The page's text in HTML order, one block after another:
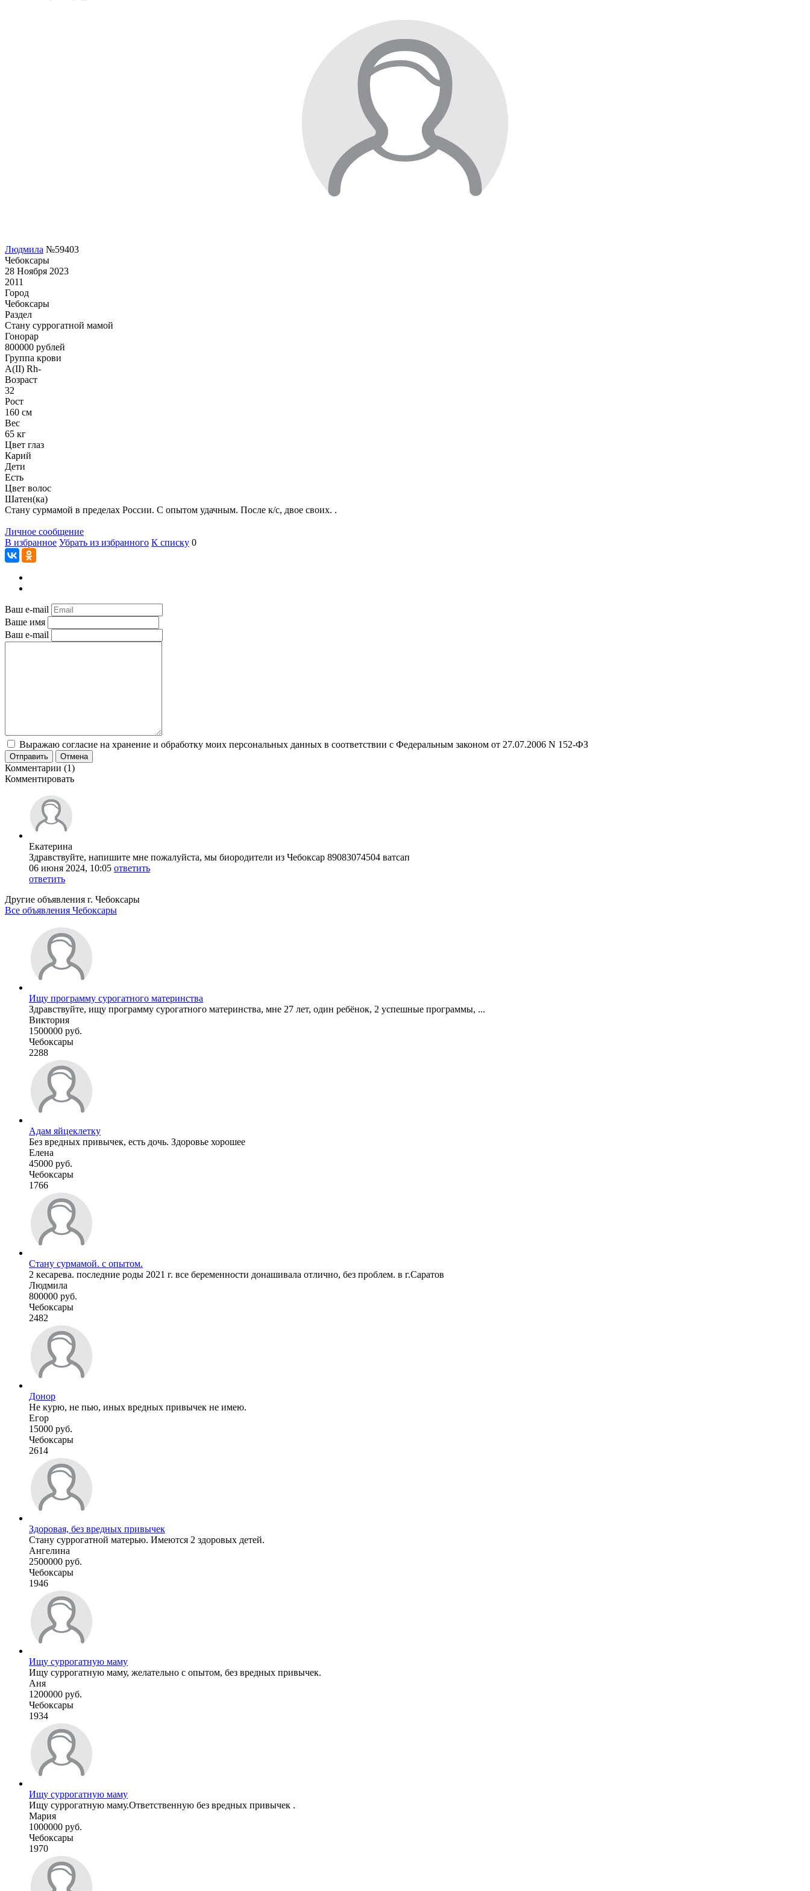
Людмила №59403
Чебоксары
28 Ноября 2023
2011
Город
Чебоксары
Раздел
Cтану суррогатной мамой
Гонoрар
800000 рублей
Группа крови
A(II) Rh-
Возраст
32
Рост
160 см
Вес
65 кг
Цвет глаз
Карий
Дети
Есть
Цвет волос
Шатен(ка)
Стану сурмамой в пределах России. С опытом удачным. После к/с, двое своих. .
Личное сообщение
В избранное Убрать из избранного К списку 0
Ваш e-mail
Ваше имя
Ваш e-mail
Выражаю согласие на хранение и обработку моих персональных данных в соответствии с Федеральным законом от 27.07.2006 N 152-ФЗ
Отправить Отмена
Комментарии (1)
Комментировать
Екатерина
Здравствуйте, напишите мне пожалуйста, мы биородители из Чебоксар 89083074504 ватсап
06 июня 2024, 10:05 ответить
ответить
Другие объявления г. Чебоксары
Все объявления Чебоксары
Ищу программу сурогатного материнства
Здравствуйте, ищу программу сурогатного материнства, мне 27 лет, один ребёнок, 2 успешные программы, ...
Виктория
1500000 руб.
Чебоксары
2288
Адам яйцеклетку
Без вредных привычек, есть дочь. Здоровье хорошее
Елена
45000 руб.
Чебоксары
1766
Стану сурмамой. с опытом.
2 кесарева. последние роды 2021 г. все беременности донашивала отлично, без проблем. в г.Саратов
Людмила
800000 руб.
Чебоксары
2482
Донор
Не курю, не пью, иных вредных привычек не имею.
Егор
15000 руб.
Чебоксары
2614
Здоровая, без вредных привычек
Стану суррогатной матерью. Имеются 2 здоровых детей.
Ангелина
2500000 руб.
Чебоксары
1946
Ищу суррогатную маму
Ищу суррогатную маму, желательно с опытом, без вредных привычек.
Аня
1200000 руб.
Чебоксары
1934
Ищу суррогатную маму
Ищу суррогатную маму.Ответственную без вредных привычек .
Мария
1000000 руб.
Чебоксары
1970